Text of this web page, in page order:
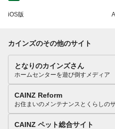
iOS版
カインズのその他のサイト
となりのカインズさん
ホームセンターを遊び倒すメディア
CAINZ Reform
お住まいのメンテナンスとくらしの
CAINZ ペット総合サイト